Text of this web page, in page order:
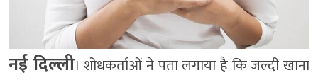
नई दिल्ली। शोधकर्ताओं ने पता लगाया है कि जल्दी खाना